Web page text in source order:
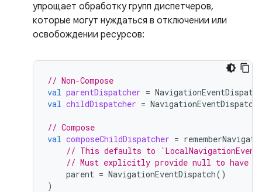
упрощает обработку групп диспетчеров,
которые могут нуждаться в отключении или
освобождении ресурсов:
// Non-Compose
val parentDispatcher =
val childDispatcher =
// Compose
val composeChildDispatcher =
// This defaults to
// Must explicitly provide null to have an
parent = NavigationEventDispatch()
)